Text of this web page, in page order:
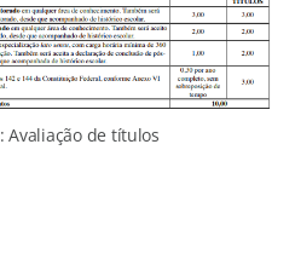
: Avaliação de títulos